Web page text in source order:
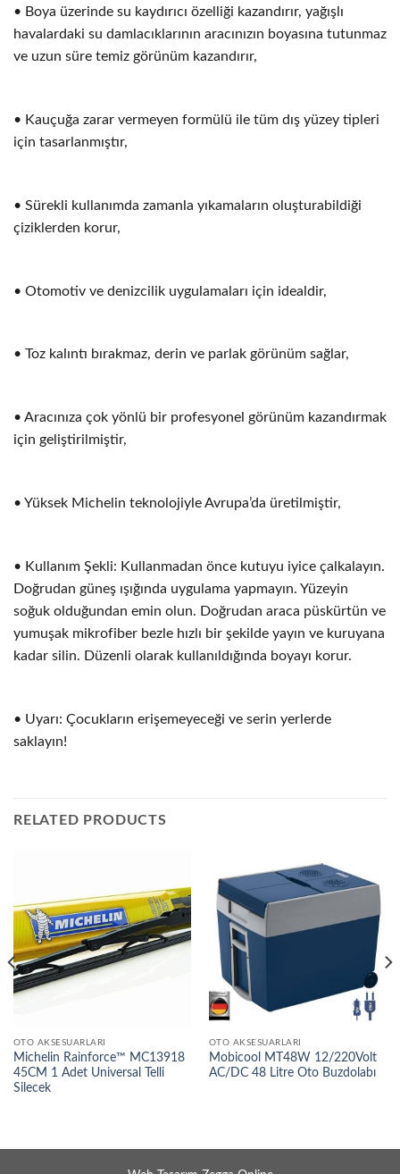
• Boya üzerinde su kaydırıcı özelliği kazandırır, yağışlı
havalardaki su damlacıklarının aracınızın boyasına tutunmaz
ve uzun süre temiz görünüm kazandırır,
• Kauçuğa zarar vermeyen formülü ile tüm dış yüzey tipleri
için tasarlanmıştır,
• Sürekli kullanımda zamanla yıkamaların oluşturabildiği
çiziklerden korur,
• Otomotiv ve denizcilik uygulamaları için idealdir,
• Toz kalıntı bırakmaz, derin ve parlak görünüm sağlar,
• Aracınıza çok yönlü bir profesyonel görünüm kazandırmak
için geliştirilmiştir,
• Yüksek Michelin teknolojiyle Avrupa’da üretilmiştir,
• Kullanım Şekli: Kullanmadan önce kutuyu iyice çalkalayın.
Doğrudan güneş ışığında uygulama yapmayın. Yüzeyin
soğuk olduğundan emin olun. Doğrudan araca püskürtün ve
yumuşak mikrofiber bezle hızlı bir şekilde yayın ve kuruyana
kadar silin. Düzenli olarak kullanıldığında boyayı korur.
• Uyarı: Çocukların erişemeyeceği ve serin yerlerde
saklayın!
RELATED PRODUCTS
OTO AKSESUARLARI
Michelin Rainforce™ MC13918
45CM 1 Adet Universal Telli
Silecek
OTO AKSESUARLARI
Mobicool MT48W 12/220Volt
AC/DC 48 Litre Oto Buzdolabı